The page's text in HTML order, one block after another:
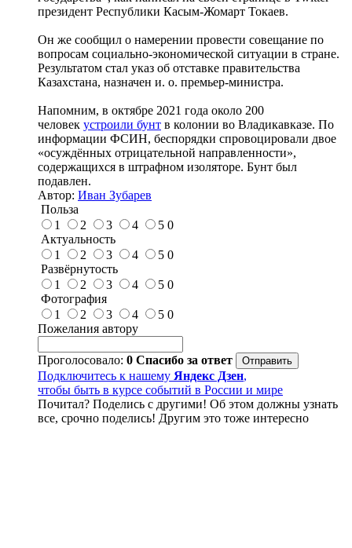
президент Республики Касым-Жомарт Токаев.
Он же сообщил о намерении провести совещание по
вопросам социально-экономической ситуации в стране.
Результатом стал указ об отставке правительства
Казахстана, назначен и. о. премьер-министра.
Напомним, в октябре 2021 года около 200
человек устроили бунт в колонии во Владикавказе. По
информации ФСИН, беспорядки спровоцировали двое
«осуждённых отрицательной направленности»,
содержащихся в штрафном изоляторе. Бунт был
подавлен.
Автор: Иван Зубарев
Польза
1
2 3 4 5 0
Актуальность
1
2 3 4 5 0
Развёрнутость
1
2 3 4 5 0
Фотография
1
2 3 4 5 0
Пожелания автору
Проголосовало: 0 Спасибо за ответ
Подключитесь к нашему Яндекс Дзен,
чтобы быть в курсе событий в России и мире
Почитал? Поделись с другими! Об этом должны узнать
все, срочно поделись! Другим это тоже интересно